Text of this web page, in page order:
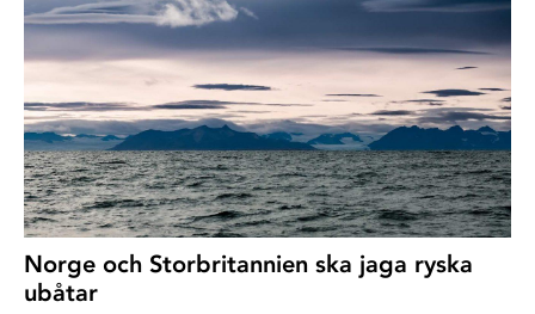
Norge och Storbritannien ska jaga ryska
ubåtar